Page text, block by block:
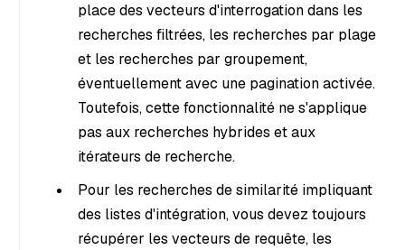
place des vecteurs d'interrogation dans les
recherches filtrées, les recherches par plage
et les recherches par groupement,
éventuellement avec une pagination activée.
Toutefois, cette fonctionnalité ne s'applique
pas aux recherches hybrides et aux
itérateurs de recherche.
Pour les recherches de similarité impliquant
des listes d'intégration, vous devez toujours
récupérer les vecteurs de requête, les